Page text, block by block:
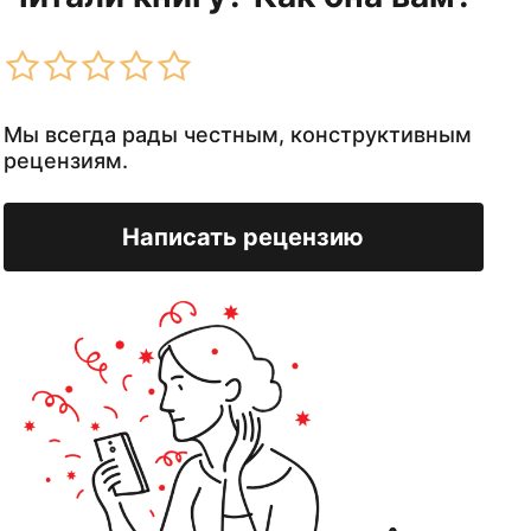
Мы всегда рады честным, конструктивным
рецензиям.
Написать рецензию